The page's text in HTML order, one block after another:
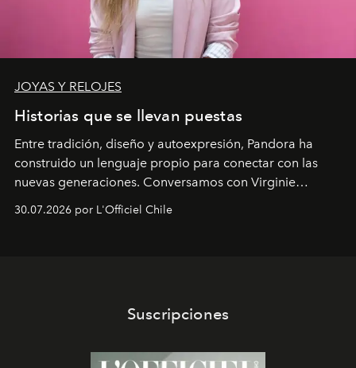
JOYAS Y RELOJES
Historias que se llevan puestas
Entre tradición, diseño y autoexpresión, Pandora ha
construido un lenguaje propio para conectar con las
nuevas generaciones. Conversamos con Virginie
Dubray, la responsable de marketing para
Latinoamérica, sobre identidad, cultura y el valor
30.07.2026 por L'Officiel Chile
Suscripciones